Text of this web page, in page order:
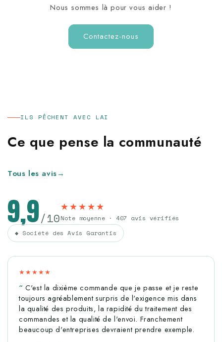
J avais casser le scion sur un esturgon c est pour
Alain R. Publié le 11/09/2025 à 22:18.
Date d'achat : 28/07/2025
Date d'achat : 27/07/2025
Super pratique d'avoir cet élément d'avance
Date d'achat : 26/06/2025
nikel
Armand B. Publié le 24/05/2025 à 18:42.
Nous sommes là pour vous aider !
Contactez-nous
ILS PÊCHENT AVEC LAI
Ce que pense la communauté
Tous les avis→
9,9/10
★★★★★
Note moyenne · 407 avis vérifiés
◆ Société des Avis Garantis
★★★★★
C'est la dixième commande que je passe et je reste
toujours agréablement surpris de l'exigence mis dans
la qualité des produits, la rapidité du traitement des
commandes et la qualité de l'envoi. Franchement
beaucoup d'entreprises devraient prendre exemple.